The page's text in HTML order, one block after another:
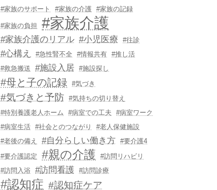
#家族のサポート #家族の介護 #家族の記録
#家族の負担 #家族介護
#家族介護のリアル #小児医療 #往診
#心構え #急性腎不全 #情報共有
#推し活
#救急搬送
#施設入居 #施設探し
#母と子の記録 #気づき
#気づきと予防
#気持ちの切り替え
#特別養護老人ホーム
#病室での工夫
#病室ワーク
#病室生活
#社会とのつながり
#老人保健施設
#老後の備え
#自分らしい働き方
#要介護4
#要介護認定
#親の介護
#訪問リハビリ
#訪問入浴
#訪問看護 #訪問診療
#認知症 #認知症ケア